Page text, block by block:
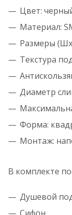
Цвет:
Материал:
Размеры
Текстура
Диаметр
Форма:
Монтаж:
В комплекте
Душевой